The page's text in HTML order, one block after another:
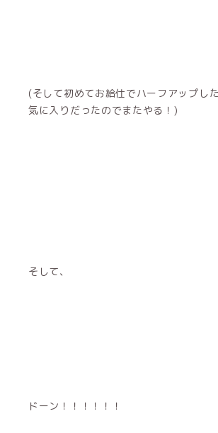
(そして初めてお給仕でハーフアップし
気に入りだったのでまたやる！)
そして、
ドーン！！！！！！